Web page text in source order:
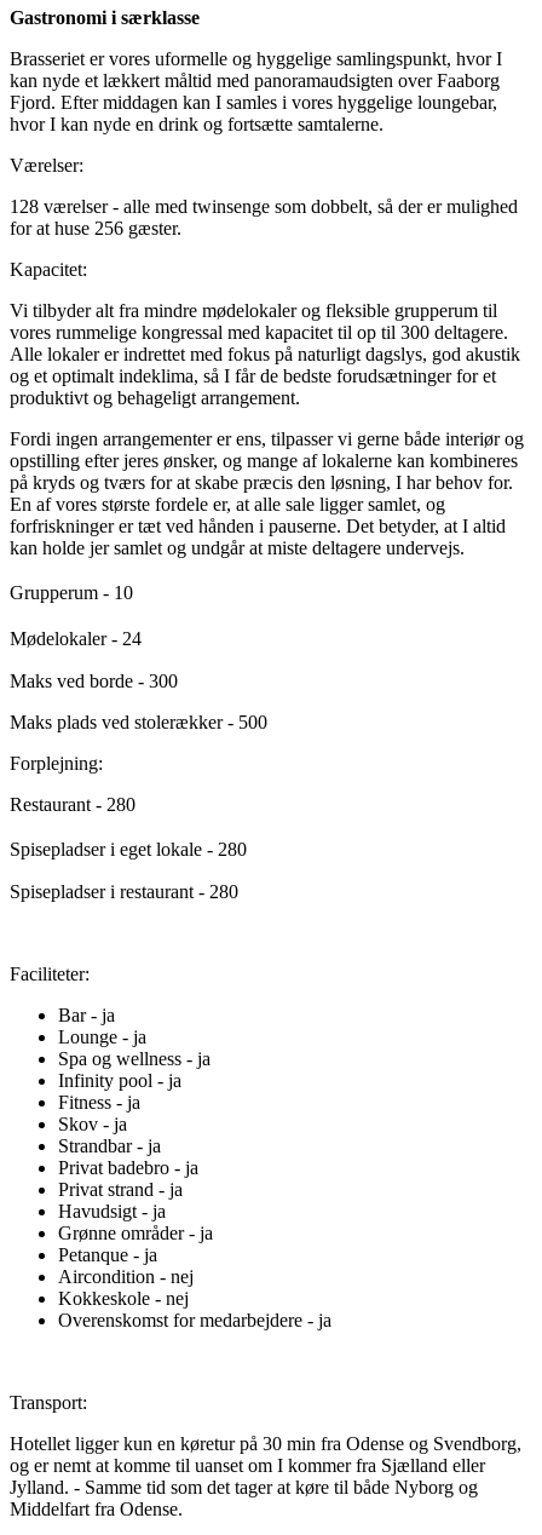
Gastronomi i særklasse
Brasseriet er vores uformelle og hyggelige samlingspunkt, hvor I
kan nyde et lækkert måltid med panoramaudsigten over Faaborg
Fjord. Efter middagen kan I samles i vores hyggelige loungebar,
hvor I kan nyde en drink og fortsætte samtalerne.
Værelser:
128 værelser - alle med twinsenge som dobbelt, så der er mulighed
for at huse 256 gæster.
Kapacitet:
Vi tilbyder alt fra mindre mødelokaler og fleksible grupperum til
vores rummelige kongressal med kapacitet til op til 300 deltagere.
Alle lokaler er indrettet med fokus på naturligt dagslys, god akustik
og et optimalt indeklima, så I får de bedste forudsætninger for et
produktivt og behageligt arrangement.
Fordi ingen arrangementer er ens, tilpasser vi gerne både interiør og
opstilling efter jeres ønsker, og mange af lokalerne kan kombineres
på kryds og tværs for at skabe præcis den løsning, I har behov for.
En af vores største fordele er, at alle sale ligger samlet, og
forfriskninger er tæt ved hånden i pauserne. Det betyder, at I altid
kan holde jer samlet og undgår at miste deltagere undervejs.
Grupperum - 10
Mødelokaler - 24
Maks ved borde - 300
Maks plads ved stolerækker - 500
Forplejning:
Restaurant - 280
Spisepladser i eget lokale - 280
Spisepladser i restaurant - 280
Faciliteter:
Bar - ja
Lounge - ja
Spa og wellness - ja
Infinity pool - ja
Fitness - ja
Skov - ja
Strandbar - ja
Privat badebro - ja
Privat strand - ja
Havudsigt - ja
Grønne områder - ja
Petanque - ja
Aircondition - nej
Kokkeskole - nej
Overenskomst for medarbejdere - ja
Transport:
Hotellet ligger kun en køretur på 30 min fra Odense og Svendborg,
og er nemt at komme til uanset om I kommer fra Sjælland eller
Jylland. - Samme tid som det tager at køre til både Nyborg og
Middelfart fra Odense.